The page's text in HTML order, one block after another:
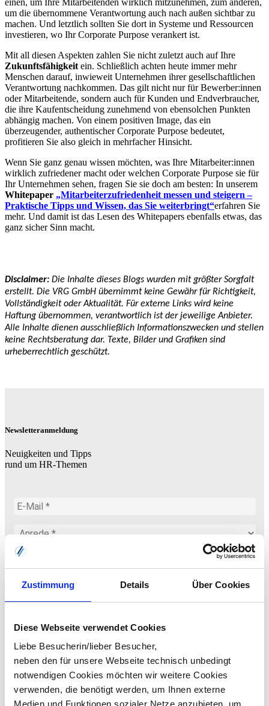
Zustimmung Details Über Cookies
Diese Webseite verwendet Cookies
Liebe Besucherin/lieber Besucher,
neben den für unsere Webseite technisch unbedingt
notwendigen Cookies möchten wir weitere Cookies
verwenden, die benötigt werden, um Ihnen externe
Medien und Funktionen sozialer Netze anzubieten, um
um die übernommene Verantwortung auch nach außen sichtbar zu
machen. Und letztlich sollten Sie dort in Systeme und Ressourcen
investieren, wo Ihr Corporate Purpose verankert ist.
Mit all diesen Aspekten zahlen Sie nicht zuletzt auch auf Ihre
Zukunftsfähigkeit ein. Schließlich achten heute immer mehr
Menschen darauf, inwieweit Unternehmen ihrer gesellschaftlichen
Verantwortung nachkommen. Das gilt nicht nur für Bewerber:innen
oder Mitarbeitende, sondern auch für Kunden und Endverbraucher,
die ihre Kaufentscheidung zunehmend von ebensolchen Punkten
abhängig machen. Von einem positiven Image, das ein
überzeugender, authentischer Corporate Purpose bedeutet,
profitieren Sie also gleich in mehrfacher Hinsicht.
Wenn Sie ganz genau wissen möchten, was Ihre Mitarbeiter:innen
wirklich zufriedener macht oder welchen Corporate Purpose sie für
Ihr Unternehmen sehen, fragen Sie sie doch am besten: In unserem
Whitepaper „Mitarbeiterzufriedenheit messen und steigern –
Praktische Tipps und Wissen, das Sie weiterbringt“erfahren Sie
mehr. Und damit ist das Lesen des Whitepapers ebenfalls etwas, das
ganz sicher Sinn macht.
Disclaimer: Die Inhalte dieses Blogs wurden mit größter Sorgfalt
erstellt. Die VRG GmbH übernimmt keine Gewähr für Richtigkeit,
Vollständigkeit oder Aktualität. Für externe Links wird keine
Haftung übernommen, verantwortlich ist der jeweilige Anbieter.
Alle Inhalte dienen ausschließlich Informationszwecken und stellen
keine Rechtsberatung dar. Texte, Bilder und Grafiken sind
urheberrechtlich geschützt.
Newsletteranmeldung
Neuigkeiten und Tipps
rund um HR-Themen